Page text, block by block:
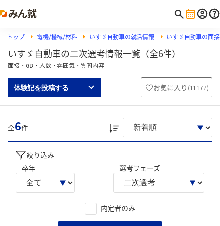
トップ 電機/機械/材料 いすゞ自動車の就活情報 いすゞ自動車の面
いすゞ自動車の二次選考情報一覧（全6件）
面接・GD・人数・雰囲気・質問内容
体験記を投稿する お気に入り (11177)
全6件
絞り込み
卒年
選考フェーズ
内定者のみ